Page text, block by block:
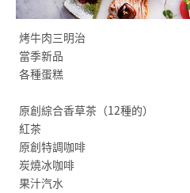
烤牛肉三明治
當季新品
各種蛋糕
原創綜合香草茶（12種的）
紅茶
原創特調咖啡
炭燒冰咖啡
果汁汽水